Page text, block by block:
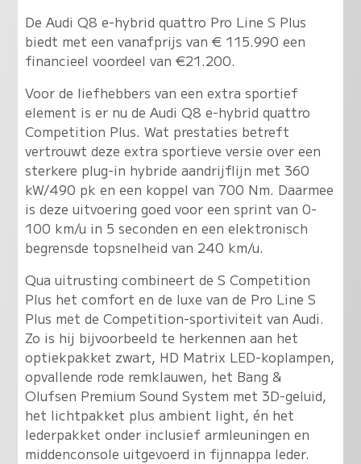
De Audi Q8 e-hybrid quattro Pro Line S Plus
biedt met een vanafprijs van € 115.990 een
financieel voordeel van €21.200.
Voor de liefhebbers van een extra sportief
element is er nu de Audi Q8 e-hybrid quattro
Competition Plus. Wat prestaties betreft
vertrouwt deze extra sportieve versie over een
sterkere plug-in hybride aandrijflijn met 360
kW/490 pk en een koppel van 700 Nm. Daarmee
is deze uitvoering goed voor een sprint van 0-
100 km/u in 5 seconden en een elektronisch
begrensde topsnelheid van 240 km/u.
Qua uitrusting combineert de S Competition
Plus het comfort en de luxe van de Pro Line S
Plus met de Competition-sportiviteit van Audi.
Zo is hij bijvoorbeeld te herkennen aan het
optiekpakket zwart, HD Matrix LED-koplampen,
opvallende rode remklauwen, het Bang &
Olufsen Premium Sound System met 3D-geluid,
het lichtpakket plus ambient light, én het
lederpakket onder inclusief armleuningen en
middenconsole uitgevoerd in fijnnappa leder.